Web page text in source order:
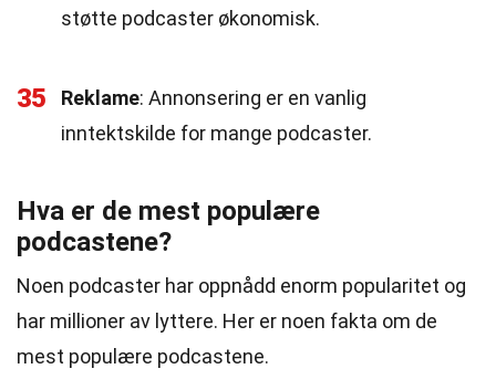
støtte podcaster økonomisk.
35 Reklame: Annonsering er en vanlig
inntektskilde for mange podcaster.
Hva er de mest populære
podcastene?
Noen podcaster har oppnådd enorm popularitet og
har millioner av lyttere. Her er noen fakta om de
mest populære podcastene.